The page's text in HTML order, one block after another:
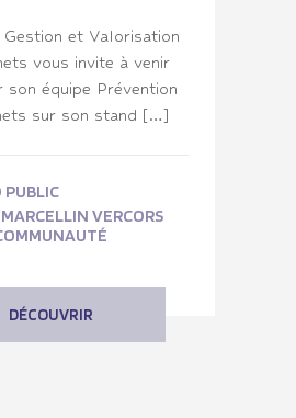
Gestion et Valorisation
vous invite à venir
son équipe Prévention
sur son stand […]
PUBLIC
VERCORS
DÉCOUVRIR